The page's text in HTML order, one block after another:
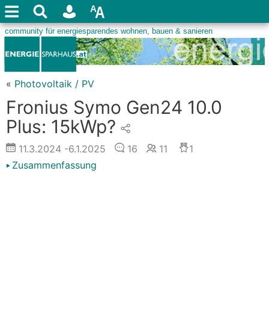
« Photovoltaik / PV
Fronius Symo Gen24 10.0
Plus: 15kWp?
11.3.2024 -6.1.2025 16 11
1
Zusammenfassung